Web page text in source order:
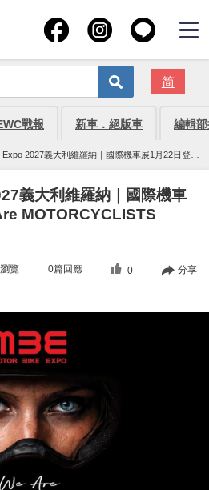
简
戰報 新車．絕版車 編輯
Expo 2027義大利維羅納｜國際機車展1月22日登場
義大利維羅納｜國際機車
MOTORCYCLISTS
覽 0篇回應 0 分享